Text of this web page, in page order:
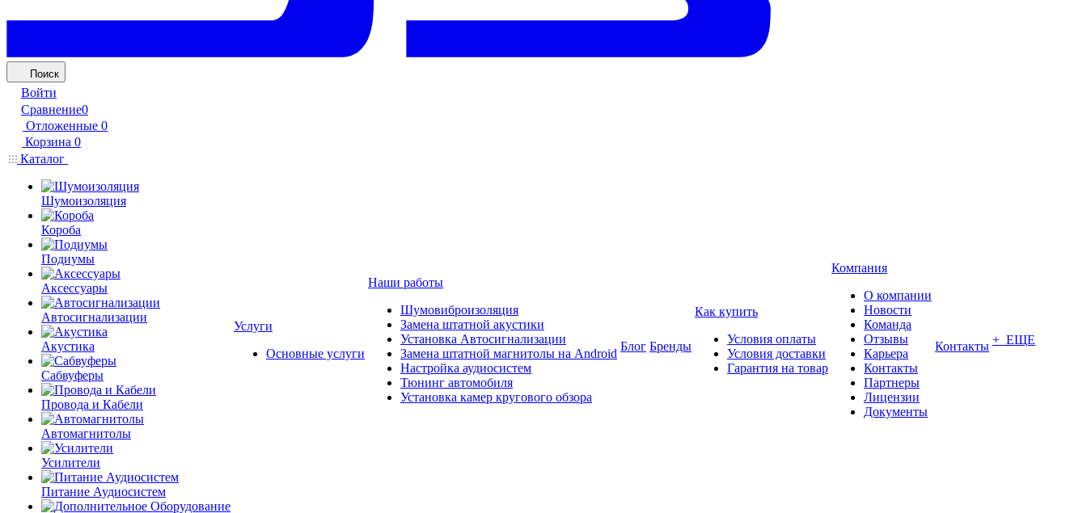
Поиск
Войти
Сравнение0
Отложенные 0
Корзина 0
Каталог
Шумоизоляция
Короба
Подиумы
Аксессуары
Автосигнализации
Акустика
Сабвуферы
Провода и Кабели
Автомагнитолы
Усилители
Питание Аудиосистем
Услуги
Основные услуги
Наши работы
Шумовиброизоляция
Замена штатной акустики
Установка Автосигнализации
Замена штатной магнитолы на Android
Настройка аудиосистем
Тюнинг автомобиля
Установка камер кругового обзора
Блог Бренды
Как купить
Условия оплаты
Условия доставки
Гарантия на товар
Компания
О компании
Новости
Команда
Отзывы
Карьера
Контакты
Партнеры
Лицензии
Документы
Контакты + ЕЩЕ